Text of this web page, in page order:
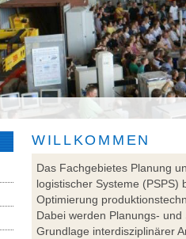
WILLKOMMEN
Das Fachgebietes Planung
logistischer Systeme (PSPS)
Optimierung
Dabei werden Planungs-
Grundlage interdisziplinärer